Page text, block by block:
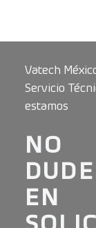
Vatech
Servicio
estamos
NO
EN